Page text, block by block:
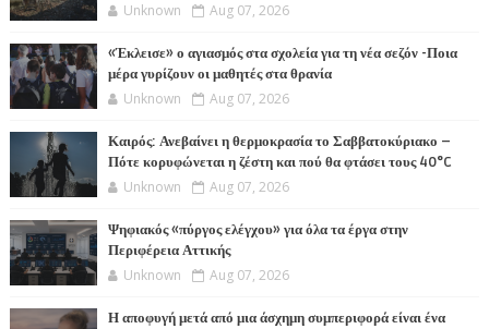
Unknown Aug 07, 2026
«Έκλεισε» ο αγιασμός στα σχολεία για τη νέα σεζόν -Ποια
μέρα γυρίζουν οι μαθητές στα θρανία
Unknown Aug 07, 2026
Καιρός: Ανεβαίνει η θερμοκρασία το Σαββατοκύριακο –
Πότε κορυφώνεται η ζέστη και πού θα φτάσει τους 40°C
Unknown Aug 07, 2026
Ψηφιακός «πύργος ελέγχου» για όλα τα έργα στην
Περιφέρεια Αττικής
Unknown Aug 07, 2026
Η αποφυγή μετά από μια άσχημη συμπεριφορά είναι ένα